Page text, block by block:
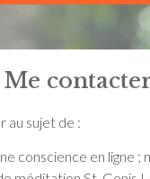
Me
au sujet de :
conscience en ligne ;